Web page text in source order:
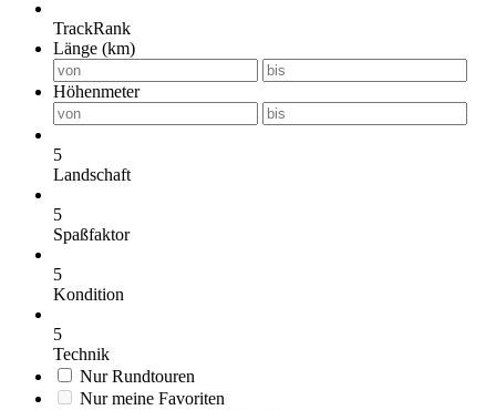
TrackRank
Länge (km)
Höhenmeter
5
Landschaft
5
Spaßfaktor
5
Kondition
5
Technik
Nur Rundtouren
Nur meine Favoriten